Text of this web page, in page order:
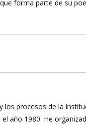
forma parte de su
procesos de la
año 1980. He